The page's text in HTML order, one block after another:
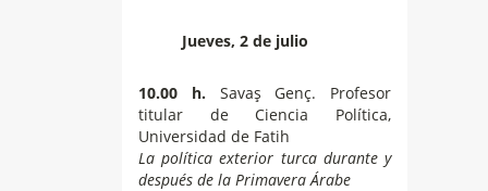
Jueves, 2 de julio
10.00 h.Savaş Genç. Profesor
titular de Ciencia Política,
Universidad de Fatih
La política exterior turca durante y
después de la Primavera Árabe